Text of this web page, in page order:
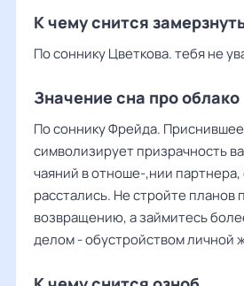
К чему снится
По соннику Цветкова. тебя не
Значение сна про облако
По соннику Фрейда.
символизирует призрачность
чаяний в отноше-,нии партнера,
расстались. Не стройте планов
возвращению, а займитесь
делом - обустройством личной